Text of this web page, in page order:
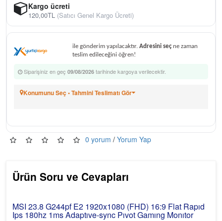
Kargo ücreti
120,00TL (Satıcı Genel Kargo Ücreti)
ile gönderim yapılacaktır. Adresini seçne zaman
teslim edileceğini öğren!
Siparişiniz en geç 09/08/2026 tarihinde kargoya verilecektir.
Konumunu Seç • Tahmini Teslimatı Gör
0 yorum / Yorum Yap
Ürün Soru ve Cevapları
MSI 23.8 G244pf E2 1920x1080 (FHD) 16:9 Flat Rapıd
Ips 180hz 1ms Adaptıve-sync Pıvot Gamıng Monıtor